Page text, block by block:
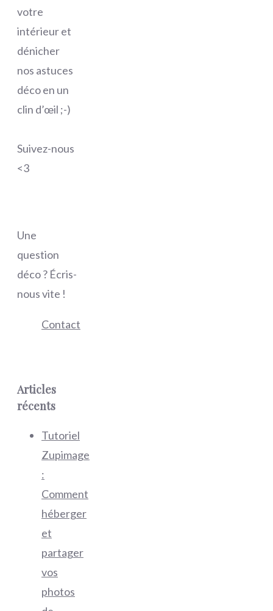
votre
intérieur et
dénicher
nos astuces
déco en un
clin d’œil ;-)
Suivez-nous
<3
Une
question
déco ? Écris-
nous vite !
Contact
Articles
récents
Tutoriel
Zupimage
:
Comment
héberger
et
partager
vos
photos